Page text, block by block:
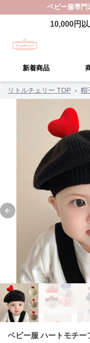
ベビー服専門
10,000円
新着商品
リトルチェリー TOP › 帽
Previous slide
ベビー服 ハートモチー